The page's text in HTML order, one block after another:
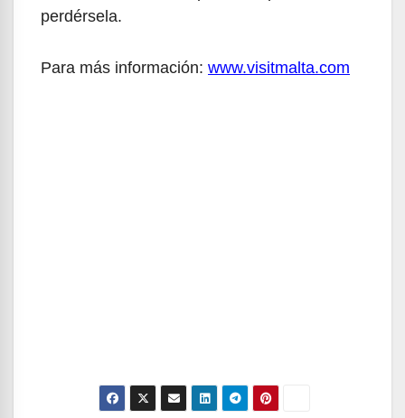
perdérsela.
Para más información: www.visitmalta.com